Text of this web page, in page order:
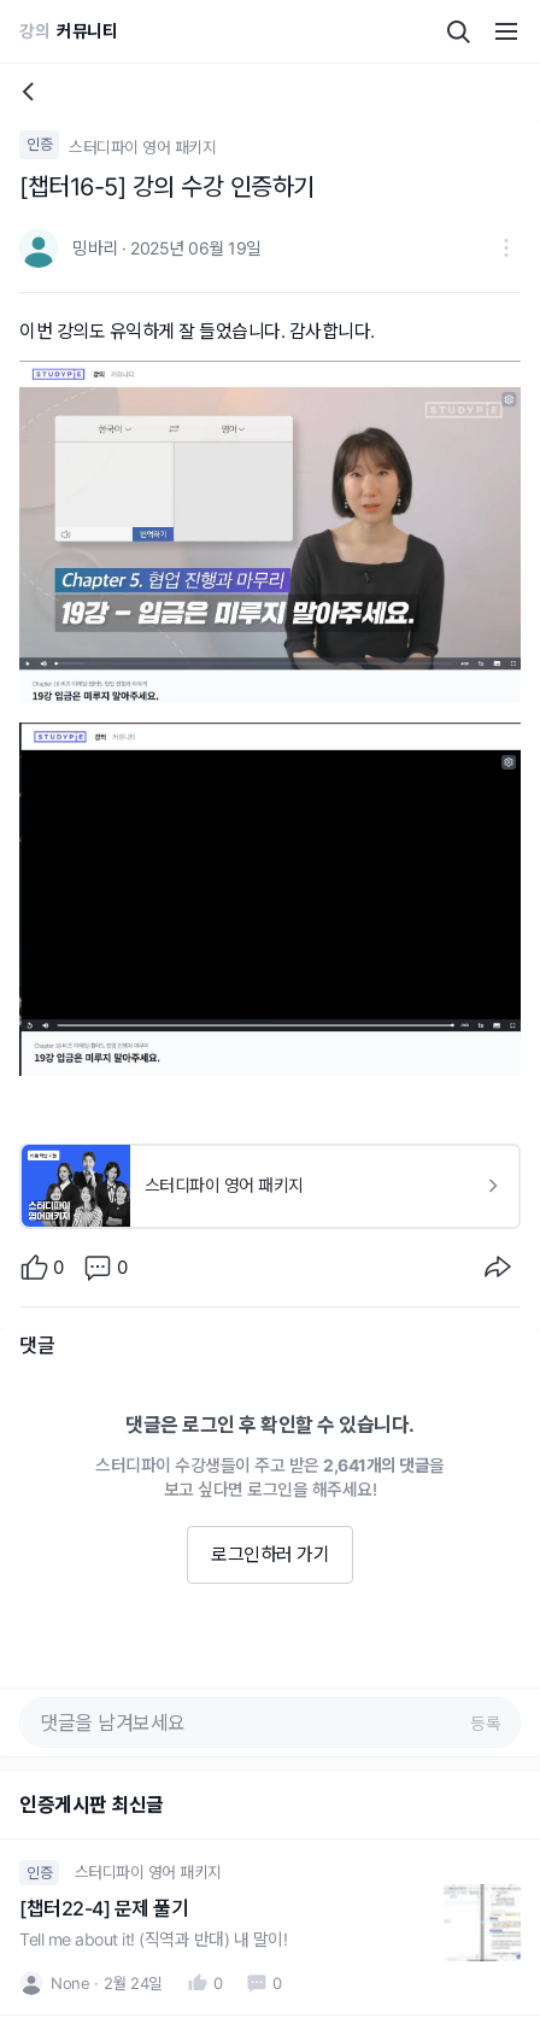
강의 커뮤니티
인증 스터디파이 영어 패키지
[챕터16-5] 강의 수강 인증하기
밍바리 · 2025년 06월 19일
이번 강의도 유익하게 잘 들었습니다. 감사합니다.
스터디파이 영어 패키지
0 0
댓글
댓글은 로그인 후 확인할 수 있습니다.
스터디파이 수강생들이 주고 받은 2,641개의 댓글을
보고 싶다면 로그인을 해주세요!
로그인하러 가기
등록
인증게시판 최신글
인증 스터디파이 영어 패키지
[챕터22-4] 문제 풀기
Tell me about it! (직역과 반대) 내 말이!
None 2월 24일 0 0